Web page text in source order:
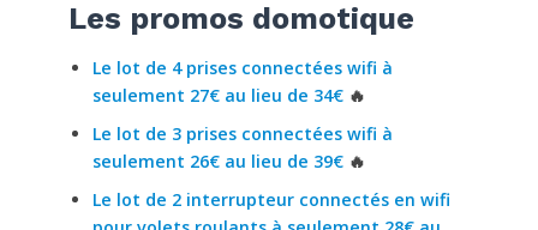
Les promos domotique
Le lot de 4 prises connectées wifi à
seulement 27€ au lieu de 34€🔥
Le lot de 3 prises connectées wifi à
seulement 26€ au lieu de 39€🔥
Le lot de 2 interrupteur connectés en wifi